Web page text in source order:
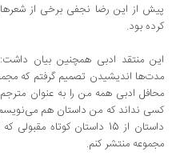
پیش از این رضا نجفی برخی از
کرده بود.
این منتقد ادبی همچنین بیان
مدت‌ها اندیشیدن تصمیم گرفتم که
محافل ادبی همه من را به عنوان
داستان از 15 داستان کوتاه
مجموعه منتشر کنم.